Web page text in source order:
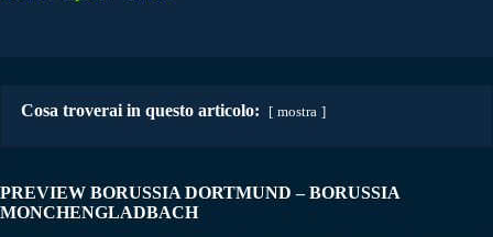
Cosa troverai in questo articolo: mostra
PREVIEW BORUSSIA DORTMUND – BORUSSIA
MONCHENGLADBACH